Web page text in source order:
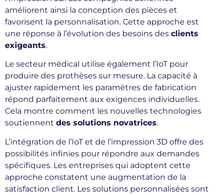
améliorent ainsi la conception des pièces et
favorisent la personnalisation. Cette approche est
une réponse à l’évolution des besoins des clients
exigeants.
Le secteur médical utilise également l’IoT pour
produire des prothèses sur mesure. La capacité à
ajuster rapidement les paramètres de fabrication
répond parfaitement aux exigences individuelles.
Cela montre comment les nouvelles technologies
soutiennent des solutions novatrices.
L’intégration de l’IoT et de l’impression 3D offre des
possibilités infinies pour répondre aux demandes
spécifiques. Les entreprises qui adoptent cette
approche constatent une augmentation de la
satisfaction client. Les solutions personnalisées sont